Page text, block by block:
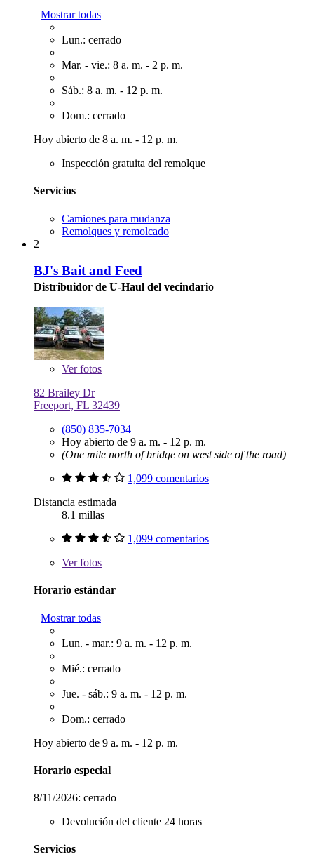
Mostrar todas
Lun.: cerrado
Mar. - vie.: 8 a. m. - 2 p. m.
Sáb.: 8 a. m. - 12 p. m.
Dom.: cerrado
Hoy abierto de 8 a. m. - 12 p. m.
Inspección gratuita del remolque
Servicios
Camiones para mudanza
Remolques y remolcado
2
BJ's Bait and Feed
Distribuidor de U-Haul del vecindario
Verfotos
82 Brailey Dr
Freeport, FL 32439
(850) 835-7034
Hoy abierto de 9 a. m. - 12 p. m.
(One mile north of bridge on west side of the road)
1,099 comentarios
Distancia estimada
8.1 millas
1,099 comentarios
Verfotos
Horario estándar
Mostrar todas
Lun. - mar.: 9 a. m. - 12 p. m.
Mié.: cerrado
Jue. - sáb.: 9 a. m. - 12 p. m.
Dom.: cerrado
Hoy abierto de 9 a. m. - 12 p. m.
Horario especial
8/11/2026: cerrado
Devolución del cliente 24 horas
Servicios